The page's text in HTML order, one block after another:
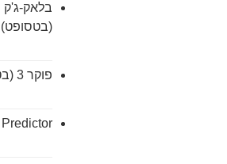
בלאק-ג'ק
(בטסופט)
פוקר 3 (בטסופט)
Predictor (בטסופט)